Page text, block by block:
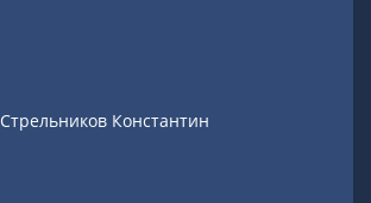
Стрельников Константин